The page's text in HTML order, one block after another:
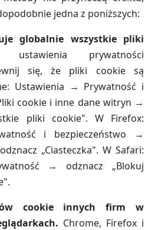
jedna z poniższych:
globalnie wszystkie pliki
prywatności
się, że pliki cookie są
Ustawienia → Prywatność i
cookie i inne dane witryn →
pliki cookie". W Firefox:
i bezpieczeństwo →
„Ciasteczka". W Safari:
→ odznacz „Blokuj
cookie innych firm w
Chrome, Firefox i